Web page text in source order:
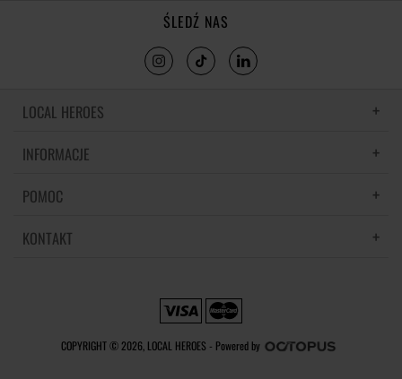
ŚLEDŹ NAS
LOCAL HEROES
LH MEMORIES
INFORMACJE
POLITYKA PRYWATNOŚCI
REGULAMINY PROMOCJI
POMOC
CZĘSTE PYTANIA
KONTAKT
COPYRIGHT © 2026, LOCAL HEROES - Powered by